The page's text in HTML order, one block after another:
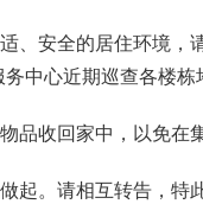
、安全的居住环境
中心近期巡查各楼栋
品收回家中，以免在
起。请相互转告，特